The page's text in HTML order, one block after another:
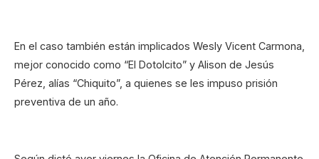
En el caso también están implicados Wesly Vicent Carmona,
mejor conocido como “El Dotolcito” y Alison de Jesús
Pérez, alías “Chiquito”, a quienes se les impuso prisión
preventiva de un año.